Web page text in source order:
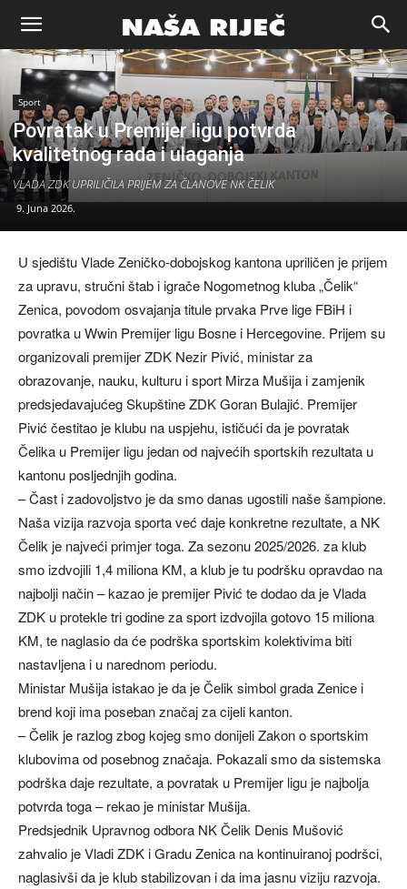
Naša
riječ
Zenica
Sport
Povratak u Premijer ligu potvrda
kvalitetnog rada i ulaganja
VLADA ZDK UPRILIČILA PRIJEM ZA ČLANOVE NK ČELIK
9. Juna 2026.
U sjedištu Vlade Zeničko-dobojskog kantona upriličen je prijem
za upravu, stručni štab i igrače Nogometnog kluba „Čelik“
Zenica, povodom osvajanja titule prvaka Prve lige FBiH i
povratka u Wwin Premijer ligu Bosne i Hercegovine. Prijem su
organizovali premijer ZDK Nezir Pivić, ministar za
obrazovanje, nauku, kulturu i sport Mirza Mušija i zamjenik
predsjedavajućeg Skupštine ZDK Goran Bulajić. Premijer
Pivić čestitao je klubu na uspjehu, ističući da je povratak
Čelika u Premijer ligu jedan od najvećih sportskih rezultata u
kantonu posljednjih godina.
– Čast i zadovoljstvo je da smo danas ugostili naše šampione.
Naša vizija razvoja sporta već daje konkretne rezultate, a NK
Čelik je najveći primjer toga. Za sezonu 2025/2026. za klub
smo izdvojili 1,4 miliona KM, a klub je tu podršku opravdao na
najbolji način – kazao je premijer Pivić te dodao da je Vlada
ZDK u protekle tri godine za sport izdvojila gotovo 15 miliona
KM, te naglasio da će podrška sportskim kolektivima biti
nastavljena i u narednom periodu.
Ministar Mušija istakao je da je Čelik simbol grada Zenice i
brend koji ima poseban značaj za cijeli kanton.
– Čelik je razlog zbog kojeg smo donijeli Zakon o sportskim
klubovima od posebnog značaja. Pokazali smo da sistemska
podrška daje rezultate, a povratak u Premijer ligu je najbolja
potvrda toga – rekao je ministar Mušija.
Predsjednik Upravnog odbora NK Čelik Denis Mušović
zahvalio je Vladi ZDK i Gradu Zenica na kontinuiranoj podršci,
naglasivši da je klub stabilizovan i da ima jasnu viziju razvoja.